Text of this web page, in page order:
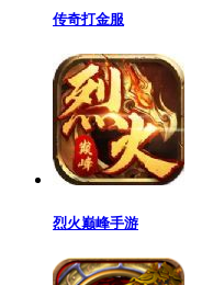
传奇打金服
烈火巅峰手游